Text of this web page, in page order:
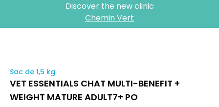
Discover the new clinic
Chemin Vert
Sac de 1,5 kg
VET ESSENTIALS CHAT MULTI-BENEFIT +
WEIGHT MATURE ADULT7+ PO